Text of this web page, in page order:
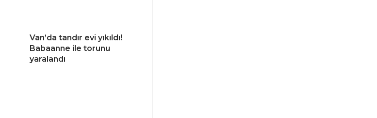
Van’da tandır evi yıkıldı!
Babaanne ile torunu
yaralandı